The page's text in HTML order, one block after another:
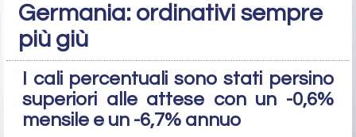
Germania: ordinativi sempre
più giù
I cali percentuali sono stati persino
superiori alle attese con un -0,6%
mensile e un -6,7% annuo